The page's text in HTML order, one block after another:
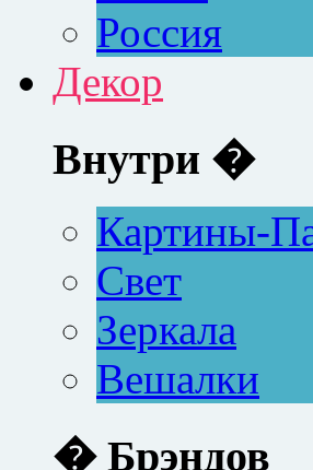
Россия
Декор
Внутри �
Картины-
Свет
Зеркала
Вешалки
� Брэндов